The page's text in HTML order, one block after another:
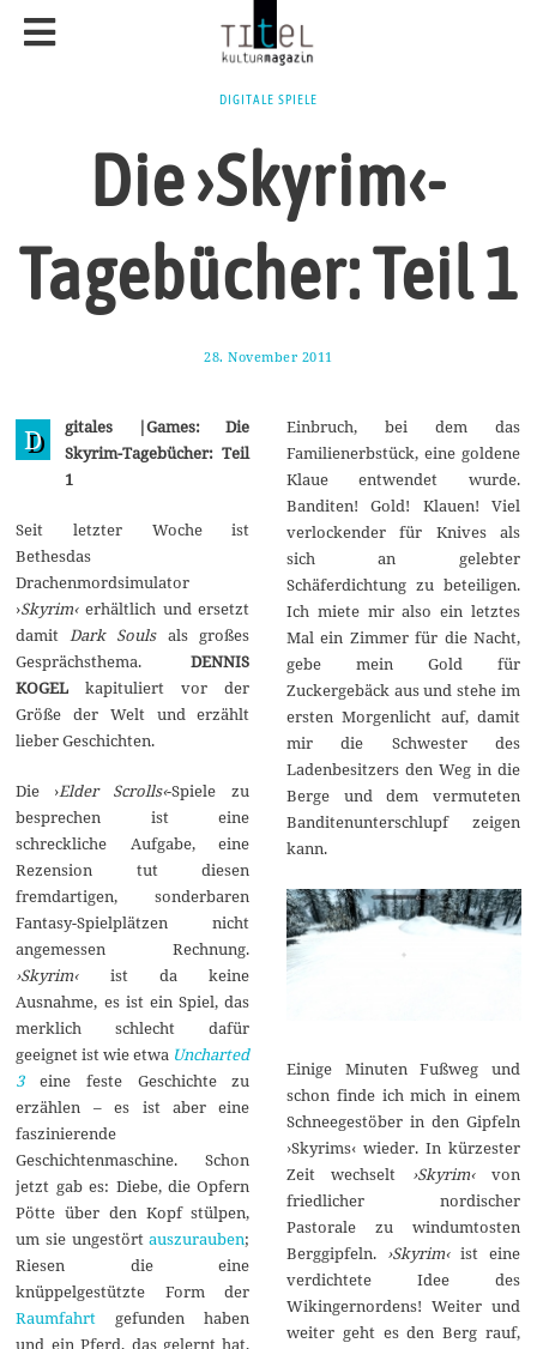
DIGITALE SPIELE
Die ›Skyrim‹-
Tagebücher: Teil 1
28. November 2011
e
t
m
b
e
0
1
D
gitales |Games: Die
Skyrim-Tagebücher: Teil
1
Seit letzter Woche ist
Bethesdas
Drachenmordsimulator
›Skyrim‹erhältlich und ersetzt
damit Dark Soulsals großes
Gesprächsthema.DENNIS
KOGEL kapituliert vor der
Größe der Welt und erzählt
lieber Geschichten.
Die ›Elder Scrolls‹-Spiele zu
besprechen ist eine
schreckliche Aufgabe, eine
Rezension tut diesen
fremdartigen, sonderbaren
Fantasy-Spielplätzen nicht
angemessen Rechnung.
›Skyrim‹ist da keine
Ausnahme, es ist ein Spiel, das
merklich schlecht dafür
geeignet ist wie etwa Uncharted
3eine feste Geschichte zu
erzählen – es ist aber eine
faszinierende
Geschichtenmaschine. Schon
jetzt gab es: Diebe, die Opfern
Pötte über den Kopf stülpen,
um sie ungestörtauszurauben;
Riesen die eine
knüppelgestützte Form der
Raumfahrt gefunden haben
und ein Pferd, das gelernt hat,
Einbruch, bei dem das
Familienerbstück, eine goldene
Klaue entwendet wurde.
Banditen! Gold! Klauen! Viel
verlockender für Knives als
sich an gelebter
Schäferdichtung zu beteiligen.
Ich miete mir also ein letztes
Mal ein Zimmer für die Nacht,
gebe mein Gold für
Zuckergebäck aus und stehe im
ersten Morgenlicht auf, damit
mir die Schwester des
Ladenbesitzers den Weg in die
Berge und dem vermuteten
Banditenunterschlupf zeigen
kann.
Einige Minuten Fußweg und
schon finde ich mich in einem
Schneegestöber in den Gipfeln
›Skyrims‹ wieder. In kürzester
Zeit wechselt ›Skyrim‹von
friedlicher nordischer
Pastorale zu windumtosten
Berggipfeln. ›Skyrim‹ist eine
verdichtete Idee des
Wikingernordens! Weiter und
weiter geht es den Berg rauf,